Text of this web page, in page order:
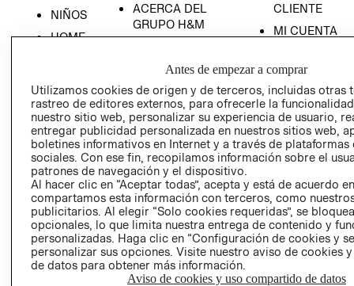
NIÑOS
HOME
ACERCA DEL
GRUPO H&M
SOCIAL
PRENSA
RELACIÓN CON
INVERSIONISTAS
POLÍTICA
EMPRESARIAL
CLIENTE
MI CUENTA
TIENDAS
- RETIRO EN
TIENDA
TÉRMINOS Y
CONDICIONES
AVISO DE
PRIVACIDAD
GIFT CARD
AVISO DE
COOKIES
Antes de empezar a comprar
Utilizamos cookies de origen y de terceros, incluidas otras
rastreo de editores externos, para ofrecerle la
nuestro sitio web, personalizar su experiencia de usuario,
entregar publicidad personalizada en nuestros sitios web,
boletines informativos en Internet y a través de plataformas
sociales. Con ese fin, recopilamos información sobre el
patrones de navegación y el dispositivo.
Al hacer clic en “Aceptar todas”, acepta y está de acuerdo
compartamos esta información con terceros, como
publicitarios. Al elegir “Solo cookies requeridas”, se
opcionales, lo que limita nuestra entrega de contenido y
personalizadas. Haga clic en “Configuración de cookies y
personalizar sus opciones. Visite nuestro aviso de cookies
de datos para obtener más información.
Aviso de cookies y uso compartido de datos